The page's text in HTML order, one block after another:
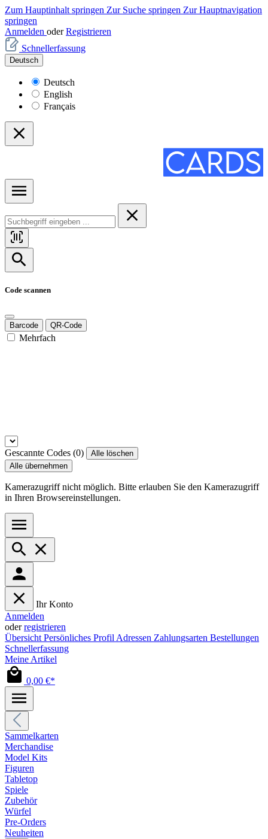
Zum Hauptinhalt springen Zur Suche springen Zur Hauptnavigation
springen
Anmelden oder Registrieren
Schnellerfassung
Deutsch
Deutsch
English
Français
Code scannen
Barcode QR-Code
Mehrfach
Gescannte Codes (0)
Alle löschen
Alle übernehmen
Kamerazugriff nicht möglich. Bitte erlauben Sie den Kamerazugriff
in Ihren Browsereinstellungen.
Ihr Konto
Anmelden
oderregistrieren
Übersicht Persönliches Profil Adressen Zahlungsarten Bestellungen
Schnellerfassung
Meine Artikel
0,00 €*
Sammelkarten
Merchandise
Model Kits
Figuren
Tabletop
Spiele
Zubehör
Würfel
Pre-Orders
Neuheiten